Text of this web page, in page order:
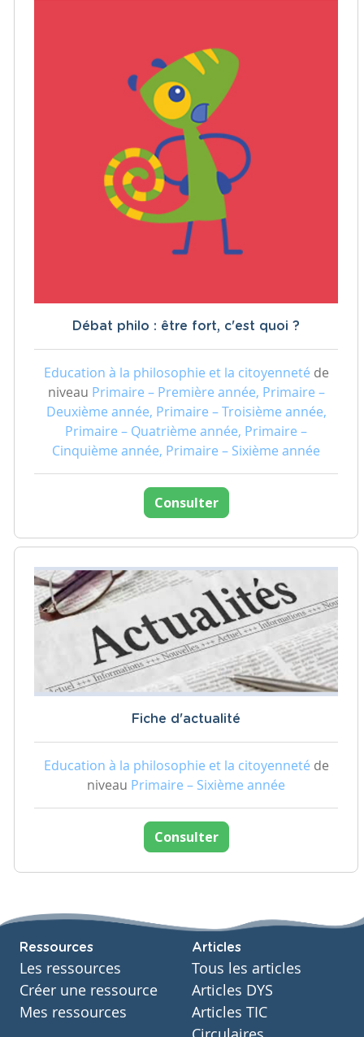
Débat philo : être fort, c'est quoi ?
Education à la philosophie et la citoyenneté de
niveau Primaire – Première année, Primaire –
Deuxième année, Primaire – Troisième année,
Primaire – Quatrième année, Primaire –
Cinquième année, Primaire – Sixième année
Consulter
Fiche d'actualité
Education à la philosophie et la citoyenneté de
niveau Primaire – Sixième année
Consulter
Ressources
Les ressources
Créer une ressource
Mes ressources
Articles
Tous les articles
Articles DYS
Articles TIC